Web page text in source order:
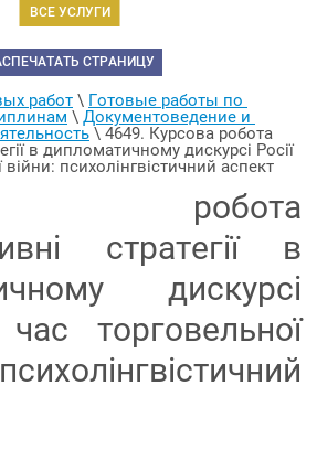
ВСЕ УСЛУГИ
СТРАНИЦУ
работ \ Готовые работы по
\ Документоведение и
\ 4649. Курсова робота
в дипломатичному дискурсі Росії
війни: психолінгвістичний аспект
робота
стратегії в
дискурсі
торговельної